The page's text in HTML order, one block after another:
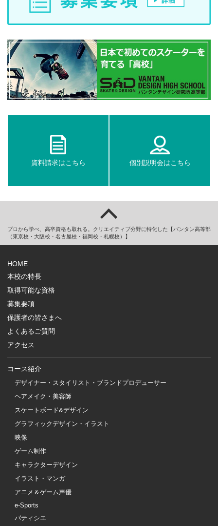
資料請求はこちら 個別説明会はこちら
プロから学べ、高卒資格も取れる。クリエイティブ分野に特化した【バンタン高等部
（東京校・大阪校・名古屋校・福岡校・札幌校）】
HOME
本校の特長
取得可能な資格
募集要項
保護者の皆さまへ
よくあるご質問
アクセス
コース紹介
デザイナー・スタイリスト・ブランドプロデューサー
ヘアメイク・美容師
スケートボード&デザイン
グラフィックデザイン・イラスト
映像
ゲーム制作
キャラクターデザイン
イラスト・マンガ
アニメ＆ゲーム声優
e-Sports
パティシエ